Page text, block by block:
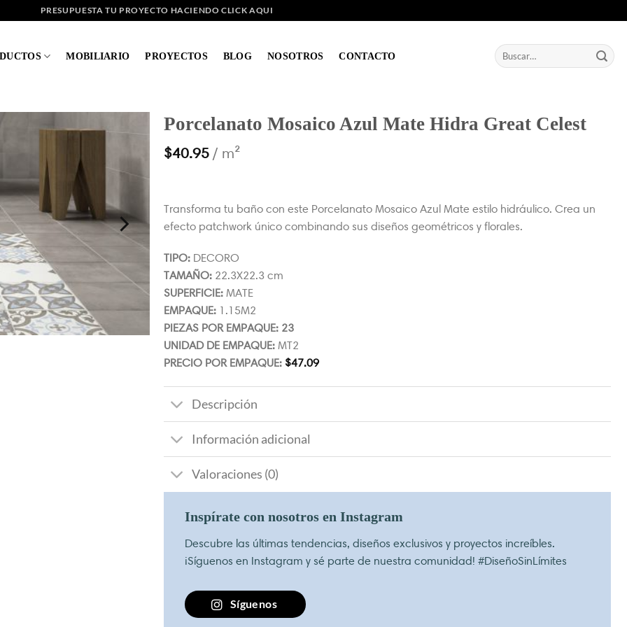
PRESUPUESTA TU PROYECTO HACIENDO CLICK AQUI
MOBILIARIO PROYECTOS BLOG NOSOTROS CONTACTO
Buscar
por:
Porcelanato Mosaico Azul Mate Hidra Great Celest
$40.95 / m²
Transforma tu baño con este Porcelanato Mosaico Azul Mate estilo hidráulico. Crea un
efecto patchwork único combinando sus diseños geométricos y florales.
TIPO:DECORO
TAMAÑO:22.3X22.3 cm
SUPERFICIE:MATE
EMPAQUE:1.15M2
PIEZAS POR EMPAQUE: 23
UNIDAD DE EMPAQUE:MT2
PRECIO POR EMPAQUE: $47.09
Descripción
Información adicional
Valoraciones (0)
Inspírate con nosotros en Instagram
Descubre las últimas tendencias, diseños exclusivos y proyectos increíbles.
¡Síguenos en Instagram y sé parte de nuestra comunidad! #DiseñoSinLímites
Síguenos